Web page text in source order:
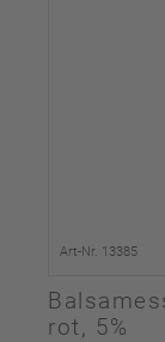
Art-Nr. 13385
rot, 5%